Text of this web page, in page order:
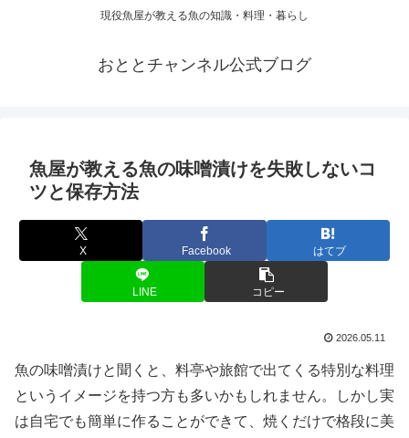
現役魚屋が教える魚の知識・料理・暮らし
おととチャンネル公式ブログ
魚屋が教える魚の味噌漬けを失敗しないコ
ツと保存方法
X Facebook はてブ
LINE コピー
2026.05.11
魚の味噌漬けと聞くと、料亭や旅館で出てくる特別な料理
というイメージを持つ方も多いかもしれません。しかし実
は自宅でも簡単に作ることができて、焼くだけで格段に美